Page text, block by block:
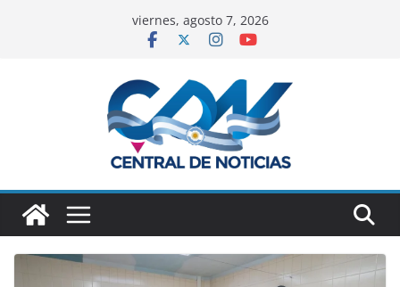
viernes, agosto 7, 2026